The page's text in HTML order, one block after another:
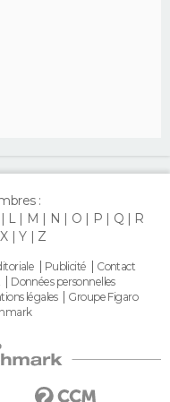
:
L M N O P Q
R
X Y Z
Publicité
Contact
Données personnelles
légales
Groupe Figaro